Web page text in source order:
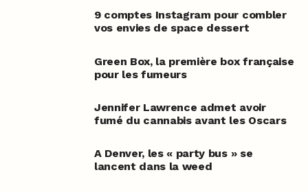
9 comptes Instagram pour combler
vos envies de space dessert
Green Box, la première box française
pour les fumeurs
Jennifer Lawrence admet avoir
fumé du cannabis avant les Oscars
A Denver, les « party bus » se
lancent dans la weed